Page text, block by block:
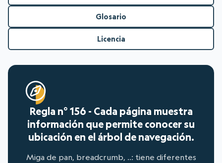
Glosario
Licencia
Regla n° 156 - Cada página muestra
información que permite conocer su
ubicación en el árbol de navegación.
Miga de pan, breadcrumb, ..: tiene diferentes